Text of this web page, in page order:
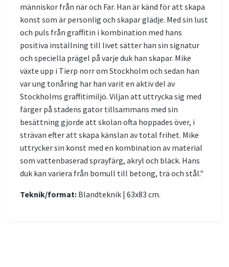
människor från när och Far. Han är känd för att skapa
konst som är personlig och skapar glädje. Med sin lust
och puls från graffitin i kombination med hans
positiva inställning till livet sätter han sin signatur
och speciella prägel på varje duk han skapar. Mike
växte upp i Tierp norr om Stockholm och sedan han
var ung tonåring har han varit en aktiv del av
Stockholms graffitimiljö. Viljan att uttrycka sig med
färger på stadens gator tillsammans med sin
besättning gjorde att skolan ofta hoppades över, i
strävan efter att skapa känslan av total frihet. Mike
uttrycker sin konst med en kombination av material
som vattenbaserad sprayfärg, akryl och bläck. Hans
duk kan variera från bomull till betong, trä och stål."
Teknik/format: Blandteknik | 63x83 cm.